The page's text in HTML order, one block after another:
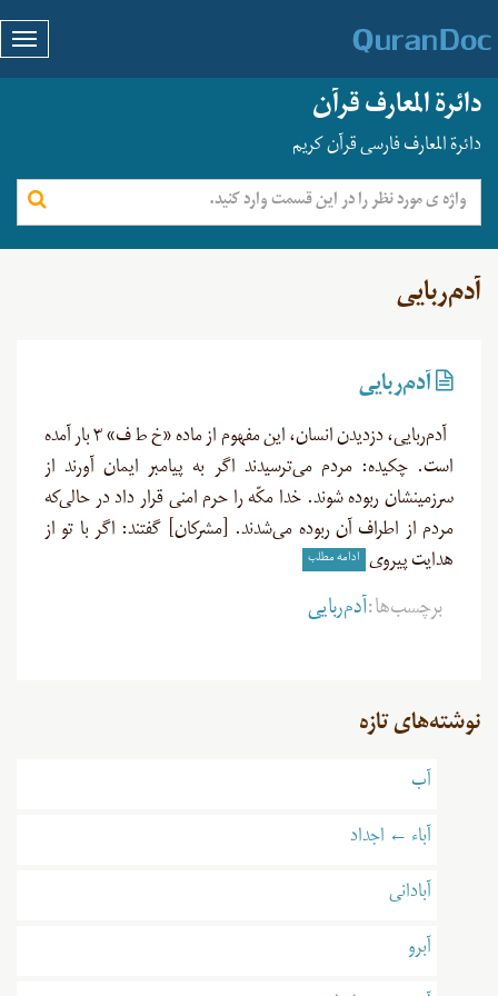
دائرة المعارف قرآن
دائرة المعارف فارسی قرآن کریم
آدم‌ربایی
آدم‌ربایی
آدم‌ربایی، دزدیدن انسان، این مفهوم از ماده «خ ط ف» ۳ بار آمده
است. چکیده: مردم می‌ترسیدند اگر به پیامبر ایمان آورند از
سرزمینشان ربوده شوند. خدا مکّه را حرم امنی قرار داد در حالی‌که
مردم از اطراف آن ربوده می‌شدند. [مشرکان] گفتند: اگر با تو از
هدایت پیروى
ادامه مطلب
برچسب‌ها:آدم‌ربایی
نوشته‌های تازه
آب
آباء ← اجداد
آبادانی
آبرو